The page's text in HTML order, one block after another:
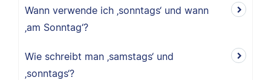
Wann verwende ich ‚sonntags‘ und wann
‚am Sonntag‘?
Wie schreibt man ‚samstags‘ und
‚sonntags‘?